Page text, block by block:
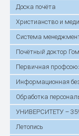
Доска почёта
Христианство и
Система
Почётный доктор
Первичная
Информационная
Обработка
УНИВЕРСИТЕТУ – 35!
Летопись